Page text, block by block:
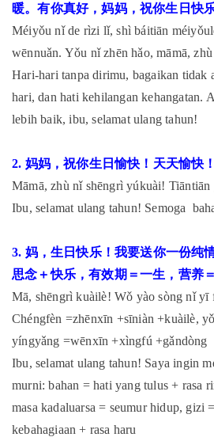
暖。有你真好，妈妈，祝你生日快
Méiyǒu nǐ de rìzi lǐ, shì báitiān
wēnnuǎn. Yǒu nǐ zhēn hǎo, māmā,
Hari-hari tanpa dirimu, bagaikan tidak
hari, dan hati kehilangan kehangatan.
lebih baik, ibu, selamat ulang tahun!
2. 妈妈，祝你生日愉快！天天愉快！
Māmā, zhù nǐ shēngrì yúkuài!
Ibu, selamat ulang tahun! Semoga
3. 妈，生日快乐！我要送你一份纯
思念＋快乐，有效期＝一生，营养
Mā, shēngrì kuàilè! Wǒ yào sòng nǐ yī
Chéngfèn =zhēnxīn +sīniàn +kuàilè,
yíngyǎng =wēnxīn +xìngfú +gǎndòng
Ibu, selamat ulang tahun! Saya ingin
murni: bahan = hati yang tulus + rasa
masa kadaluarsa = seumur hidup, gizi
kebahagiaan + rasa haru